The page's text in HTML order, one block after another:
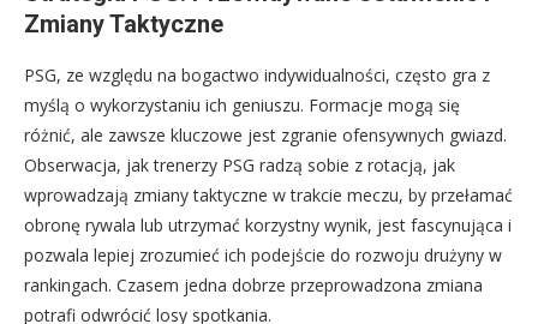
Zmiany Taktyczne
PSG, ze względu na bogactwo indywidualności, często gra z
myślą o wykorzystaniu ich geniuszu. Formacje mogą się
różnić, ale zawsze kluczowe jest zgranie ofensywnych gwiazd.
Obserwacja, jak trenerzy PSG radzą sobie z rotacją, jak
wprowadzają zmiany taktyczne w trakcie meczu, by przełamać
obronę rywala lub utrzymać korzystny wynik, jest fascynująca i
pozwala lepiej zrozumieć ich podejście do rozwoju drużyny w
rankingach. Czasem jedna dobrze przeprowadzona zmiana
potrafi odwrócić losy spotkania.